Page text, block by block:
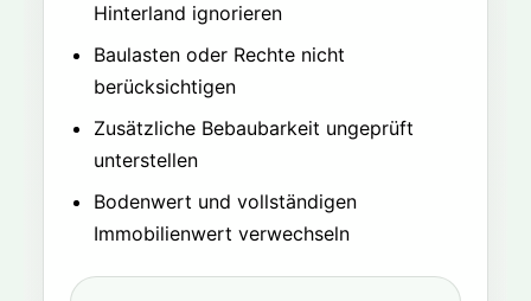
Hinterland ignorieren
Baulasten oder Rechte nicht
berücksichtigen
Zusätzliche Bebaubarkeit ungeprüft
unterstellen
Bodenwert und vollständigen
Immobilienwert verwechseln